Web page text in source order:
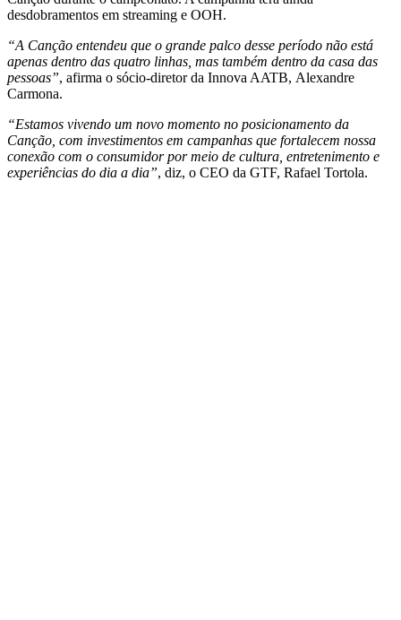
desdobramentos em streaming e OOH.
“A Canção entendeu que o grande palco desse período não está
apenas dentro das quatro linhas, mas também dentro da casa das
pessoas”, afirma o sócio-diretor da Innova AATB, Alexandre
Carmona.
“Estamos vivendo um novo momento no posicionamento da
Canção, com investimentos em campanhas que fortalecem nossa
conexão com o consumidor por meio de cultura, entretenimento e
experiências do dia a dia”, diz, o CEO da GTF, Rafael Tortola.